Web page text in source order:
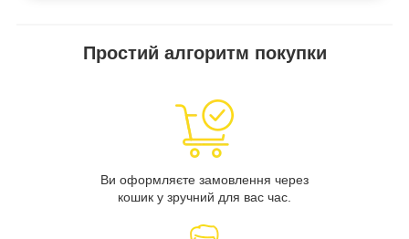
Простий алгоритм покупки
Ви оформляєте замовлення через
кошик у зручний для вас час.